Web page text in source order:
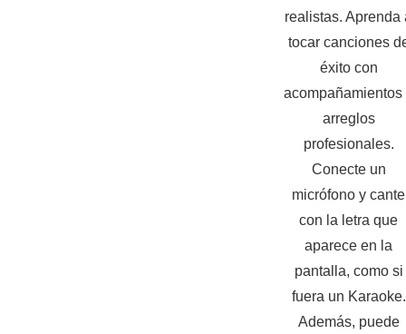
realistas. Aprenda
tocar canciones
éxito con
acompañamientos
arreglos
profesionales.
Conecte un
micrófono y cante
con la letra que
aparece en la
pantalla, como si
fuera un Karaoke.
Además, puede